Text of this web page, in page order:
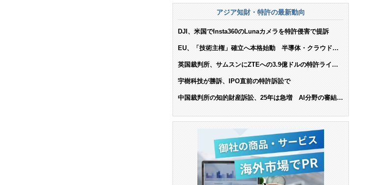
アジア知財・特許の最新動向
DJI、米国でInsta360のLunaカメラを特許侵害で提訴
EU、「技術主権」確立へ本格始動 半導体・クラウド・
英国裁判所、サムスンにZTEへの3.9億ドルの特許ライセ
宇樹科技が勝訴、IPO直前の特許訴訟で
中国裁判所の知的財産訴訟、25年は急増 AI分野の審結件